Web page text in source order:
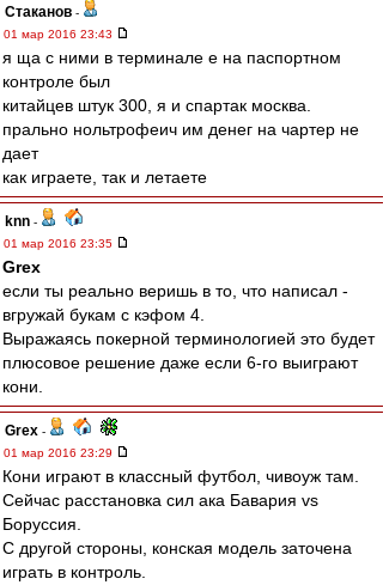
Cтаканов -
01 мар 2016 23:43
я ща с ними в терминале е на паспортном
контроле был
китайцев штук 300, я и спартак москва.
прально нольтрофеич им денег на чартер не
дает
как играете, так и летаете
knn -
01 мар 2016 23:35
Grex
если ты реально веришь в то, что написал -
вгружай букам с кэфом 4.
Выражаясь покерной терминологией это будет
плюсовое решение даже если 6-го выиграют
кони.
Grex -
01 мар 2016 23:29
Кони играют в классный футбол, чивоуж там.
Сейчас расстановка сил ака Бавария vs
Боруссия.
С другой стороны, конская модель заточена
играть в контроль.